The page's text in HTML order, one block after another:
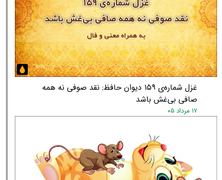
★★
غزل شماره‌ی ۱۵۹ دیوان حافظ: نقد صوفی نه همه
صافی بی‌غش باشد
۱۷ مرداد ۰۵